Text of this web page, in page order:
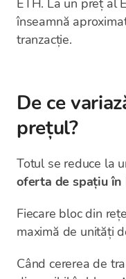
ETH. La un preț al
înseamnă
tranzacție.
De ce
prețul?
Totul se reduce la
oferta de spațiu în
Fiecare bloc din
maximă de unități
Când cererea de